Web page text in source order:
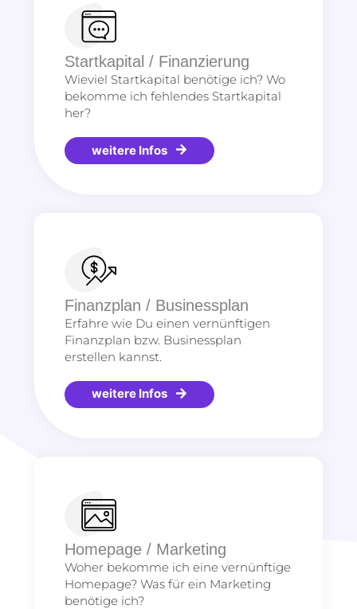
Startkapital / Finanzierung
Wieviel Startkapital benötige ich? Wo
bekomme ich fehlendes Startkapital
her?
weitere Infos
Finanzplan / Businessplan
Erfahre wie Du einen vernünftigen
Finanzplan bzw. Businessplan
erstellen kannst.
weitere Infos
Homepage / Marketing
Woher bekomme ich eine vernünftige
Homepage? Was für ein Marketing
benötige ich?